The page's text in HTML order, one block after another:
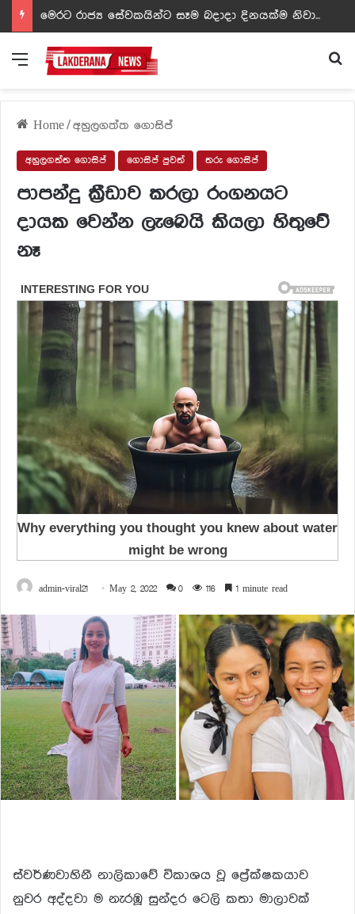
ඩඩ්ලිට දෙවෙනි නොවූ රත්න සහල් අධිපති..- PHOTOS
Menu
Home/අහුලගත්ත ගොසිප්
අහුලගත්ත ගොසිප් ගොසිප් පුවත් තරු ගොසිප්
පාපන්දු ක්‍රීඩාව කරලා රංගනයට
දායක වෙන්න ලැබෙයි කියලා හිතුවේ
නෑ
admin-viral21 May 2, 2022 0 116 1 minute read
ස්වර්ණවාහිනී නාලිකාවේ විකාශය වූ ප්‍රේක්ෂකයාව
නුවර අද්දවා ම නැරඹූ සුන්දර ටෙලි කතා මාලාවක්